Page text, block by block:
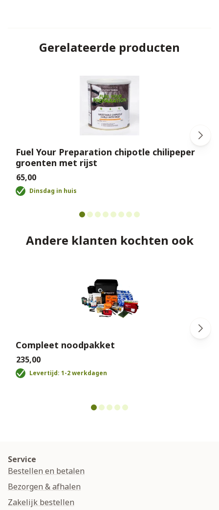
Gerelateerde producten
Fuel Your Preparation chipotle chilipeper
groenten met rijst
€65,00
Dinsdag in huis
Andere klanten kochten ook
Compleet noodpakket
€235,00
Levertijd: 1-2 werkdagen
Service
Bestellen en betalen
Bezorgen & afhalen
Zakelijk bestellen